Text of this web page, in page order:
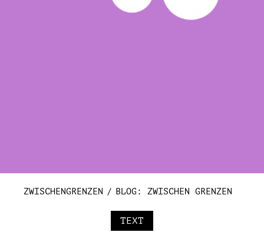
ZWISCHENGRENZEN BLOG: ZWISCHEN GRENZEN
TEXT